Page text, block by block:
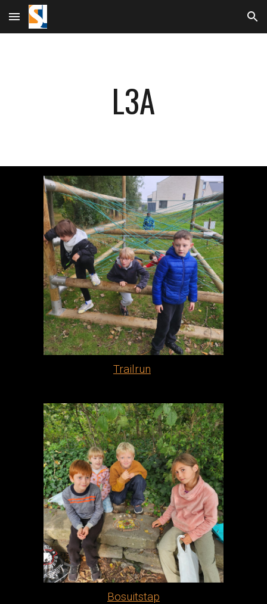
Skip to main content Skip to navigation
L3A
Trailrun
Bosuitstap